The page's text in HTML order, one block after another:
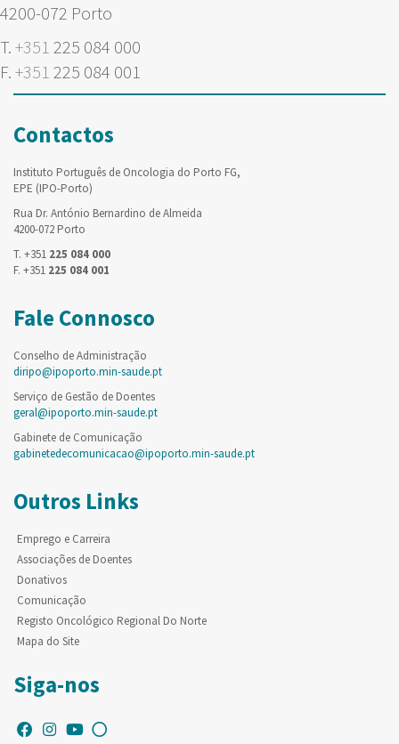
4200-072 Porto
T. +351 225 084 000
F. +351 225 084 001
Contactos
Instituto Português de Oncologia do Porto FG,
EPE (IPO-Porto)
Rua Dr. António Bernardino de Almeida
4200-072 Porto
T. +351 225 084 000
F. +351 225 084 001
Fale Connosco
Conselho de Administração
diripo@ipoporto.min-saude.pt
Serviço de Gestão de Doentes
geral@ipoporto.min-saude.pt
Gabinete de Comunicação
gabinetedecomunicacao@ipoporto.min-saude.pt
Outros Links
Emprego e Carreira
Associações de Doentes
Donativos
Comunicação
Registo Oncológico Regional Do Norte
Mapa do Site
Siga-nos